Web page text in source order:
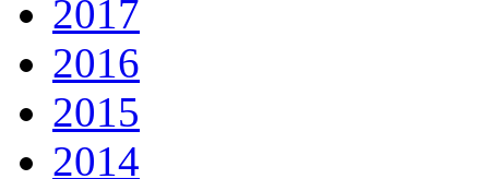
2017
2016
2015
2014